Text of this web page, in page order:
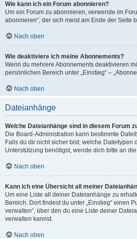
Wie kann ich ein Forum abonnieren?
Um ein Forum zu abonnieren, verwende im
abonnieren“, der sich meist am Ende der Seite
Nach oben
Wie deaktiviere ich meine Abonnements?
Wenn du mehrere Abonnements deaktivieren
persönlichen Bereich unter „Einstieg“ –
Nach oben
Dateianhänge
Welche Dateianhänge sind in diesem Forum
Die Board-Administration kann bestimmte
Falls du dir nicht sicher bist, welche Dateitypen
Unterstützung benötigst, wende dich bitte an
Nach oben
Kann ich eine Übersicht all meiner
Um eine Liste all deiner Dateianhänge zu
Bereich. Dort findest du unter „Einstieg“ einen
verwalten“, über den du eine Liste deiner
verwalten kannst.
Nach oben